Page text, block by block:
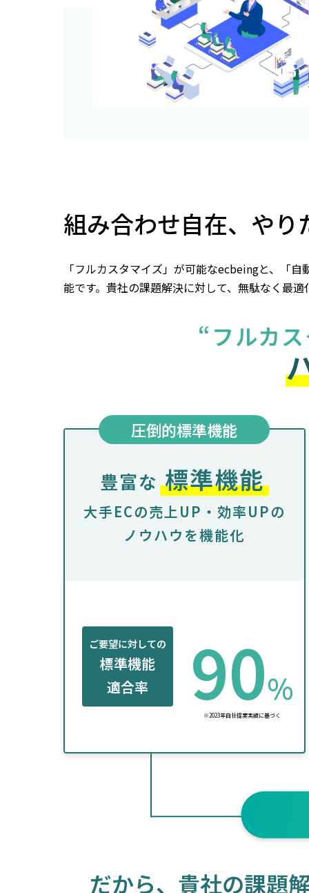
組み合わせ自在、やり
「フルカスタマイズ」が可能なecbeingと、「
能です。貴社の課題解決に対して、無駄なく最
“フルカ
圧倒的標準機能
豊富な 標準機能
大手ECの売上UP・効率UPの
ノウハウを機能化
ご要望に対しての
標準機能
適合率
90%
※2023年自社提案実績に基づく
だから、貴社の課題